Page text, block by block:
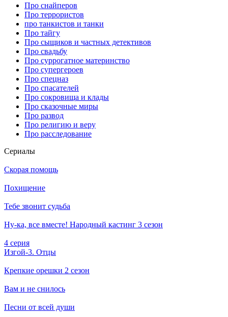
Про снайперов
Про террористов
про танкистов и танки
Про тайгу
Про сыщиков и частных детективов
Про свадьбу
Про суррогатное материнство
Про супергероев
Про спецназ
Про спасателей
Про сокровища и клады
Про сказочные миры
Про развод
Про религию и веру
Про расследование
Се­риа­лы
Скорая помощь
Похищение
Тебе звонит судьба
Ну-ка, все вместе! Народный кастинг 3 сезон
4 серия
Изгой-3. Отцы
Крепкие орешки 2 сезон
Вам и не снилось
Песни от всей души